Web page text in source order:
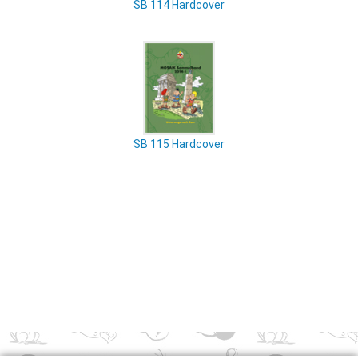
SB 114 Hardcover
SB 115 Hardcover